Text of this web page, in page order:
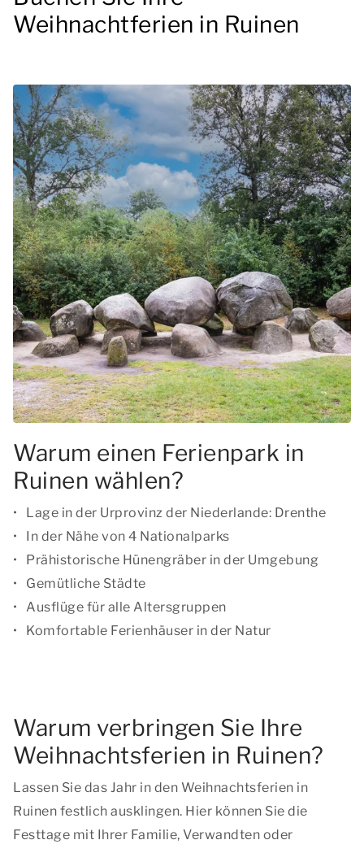
Weihnachtferien in Ruinen
Warum einen Ferienpark in
Ruinen wählen?
Lage in der Urprovinz der Niederlande: Drenthe
In der Nähe von 4 Nationalparks
Prähistorische Hünengräber in der Umgebung
Gemütliche Städte
Ausflüge für alle Altersgruppen
Komfortable Ferienhäuser in der Natur
Warum verbringen Sie Ihre
Weihnachtsferien in Ruinen?
Lassen Sie das Jahr in den Weihnachtsferien in
Ruinen festlich ausklingen. Hier können Sie die
Festtage mit Ihrer Familie, Verwandten oder